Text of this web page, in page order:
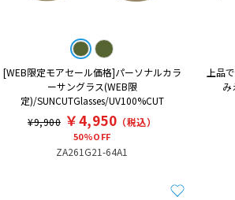
[WEB限定モアセール価格]パーソナルカラ
ーサングラス(WEB限
定)/SUNCUTGlasses/UV100%CUT
¥9,900 ￥4,950 （税込）
50%OFF
ZA261G21-64A1
上品
み